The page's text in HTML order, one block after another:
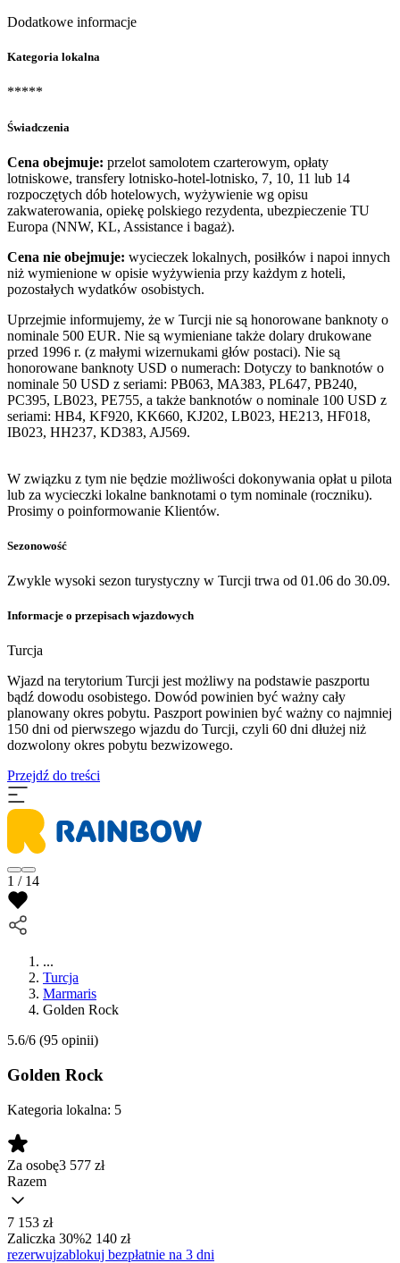
Dodatkowe informacje
Kategoria lokalna
*****
Świadczenia
Cena obejmuje: przelot samolotem czarterowym, opłaty
lotniskowe, transfery lotnisko-hotel-lotnisko, 7, 10, 11 lub 14
rozpoczętych dób hotelowych, wyżywienie wg opisu
zakwaterowania, opiekę polskiego rezydenta, ubezpieczenie TU
Europa (NNW, KL, Assistance i bagaż).
Cena nie obejmuje: wycieczek lokalnych, posiłków i napoi innych
niż wymienione w opisie wyżywienia przy każdym z hoteli,
pozostałych wydatków osobistych.
Uprzejmie informujemy, że w Turcji nie są honorowane banknoty o
nominale 500 EUR. Nie są wymieniane także dolary drukowane
przed 1996 r. (z małymi wizernukami głów postaci). Nie są
honorowane banknoty USD o numerach: Dotyczy to banknotów o
nominale 50 USD z seriami: PB063, MA383, PL647, PB240,
PC395, LB023, PE755, a także banknotów o nominale 100 USD z
seriami: HB4, KF920, KK660, KJ202, LB023, HE213, HF018,
IB023, HH237, KD383, AJ569.
W związku z tym nie będzie możliwości dokonywania opłat u pilota
lub za wycieczki lokalne banknotami o tym nominale (roczniku).
Prosimy o poinformowanie Klientów.
Sezonowość
Zwykle wysoki sezon turystyczny w Turcji trwa od 01.06 do 30.09.
Informacje o przepisach wjazdowych
Turcja
Wjazd na terytorium Turcji jest możliwy na podstawie paszportu
bądź dowodu osobistego. Dowód powinien być ważny cały
planowany okres pobytu. Paszport powinien być ważny co najmniej
150 dni od pierwszego wjazdu do Turcji, czyli 60 dni dłużej niż
dozwolony okres pobytu bezwizowego.
Przejdź do treści
1 / 14
...
Turcja
Marmaris
Golden Rock
5.6/6 (95 opinii)
Golden Rock
Kategoria lokalna: 5
Za osobę3 577 zł
Razem
7 153 zł
Zaliczka 30%2 140 zł
rezerwujzablokuj bezpłatnie na 3 dni